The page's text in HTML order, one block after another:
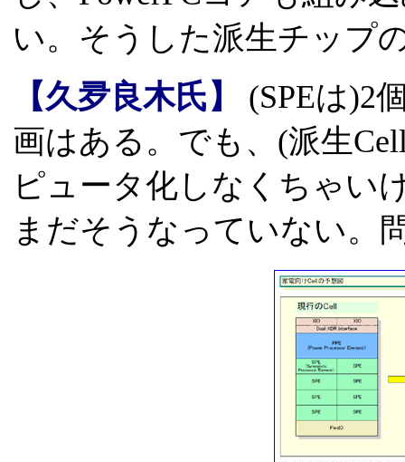
い。そうした派生チップ
【久夛良木氏】
(SPEは)2
画はある。でも、(派生
ピュータ化しなくちゃい
まだそうなっていない。